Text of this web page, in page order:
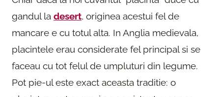
gandul la desert, originea acestui fel de
mancare e cu totul alta. In Anglia medievala,
placintele erau considerate fel principal si se
faceau cu tot felul de umpluturi din legume.
Pot pie-ul este exact aceasta traditie: o